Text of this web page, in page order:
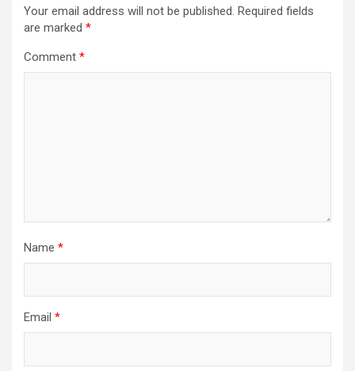
Your email address will not be published. Required fields
are marked *
Comment *
Name *
Email *